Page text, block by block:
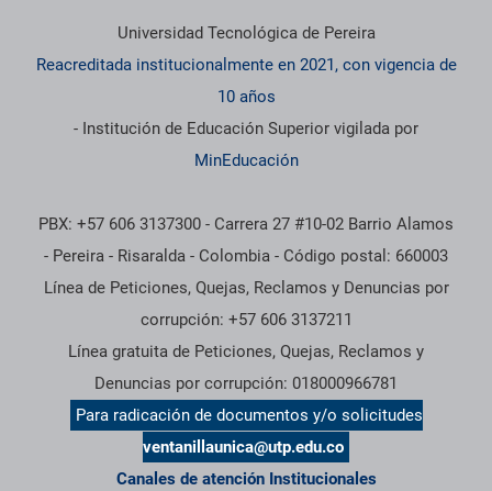
Universidad Tecnológica de Pereira
Reacreditada institucionalmente en 2021, con vigencia de
10 años
- Institución de Educación Superior vigilada por
MinEducación
PBX: +57 606 3137300 - Carrera 27 #10-02 Barrio Alamos
- Pereira - Risaralda - Colombia - Código postal: 660003
Línea de Peticiones, Quejas, Reclamos y Denuncias por
corrupción: +57 606 3137211
Línea gratuita de Peticiones, Quejas, Reclamos y
Denuncias por corrupción: 018000966781
Para radicación de documentos y/o solicitudes
ventanillaunica@utp.edu.co
Canales de atención Institucionales